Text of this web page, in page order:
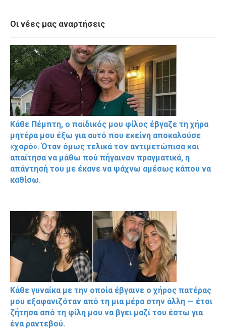
Οι νέες μας αναρτήσεις
Κάθε Πέμπτη, ο παιδικός μου φίλος έβγαζε τη χήρα
μητέρα μου έξω για αυτό που εκείνη αποκαλούσε
«χορό». Όταν όμως τελικά τον αντιμετώπισα και
απαίτησα να μάθω πού πήγαιναν πραγματικά, η
απάντησή του με έκανε να ψάχνω αμέσως κάπου να
καθίσω.
Κάθε γυναίκα με την οποία έβγαινε ο χήρος πατέρας
μου εξαφανιζόταν από τη μια μέρα στην άλλη — έτσι
ζήτησα από τη φίλη μου να βγει μαζί του έστω για
ένα ραντεβού.